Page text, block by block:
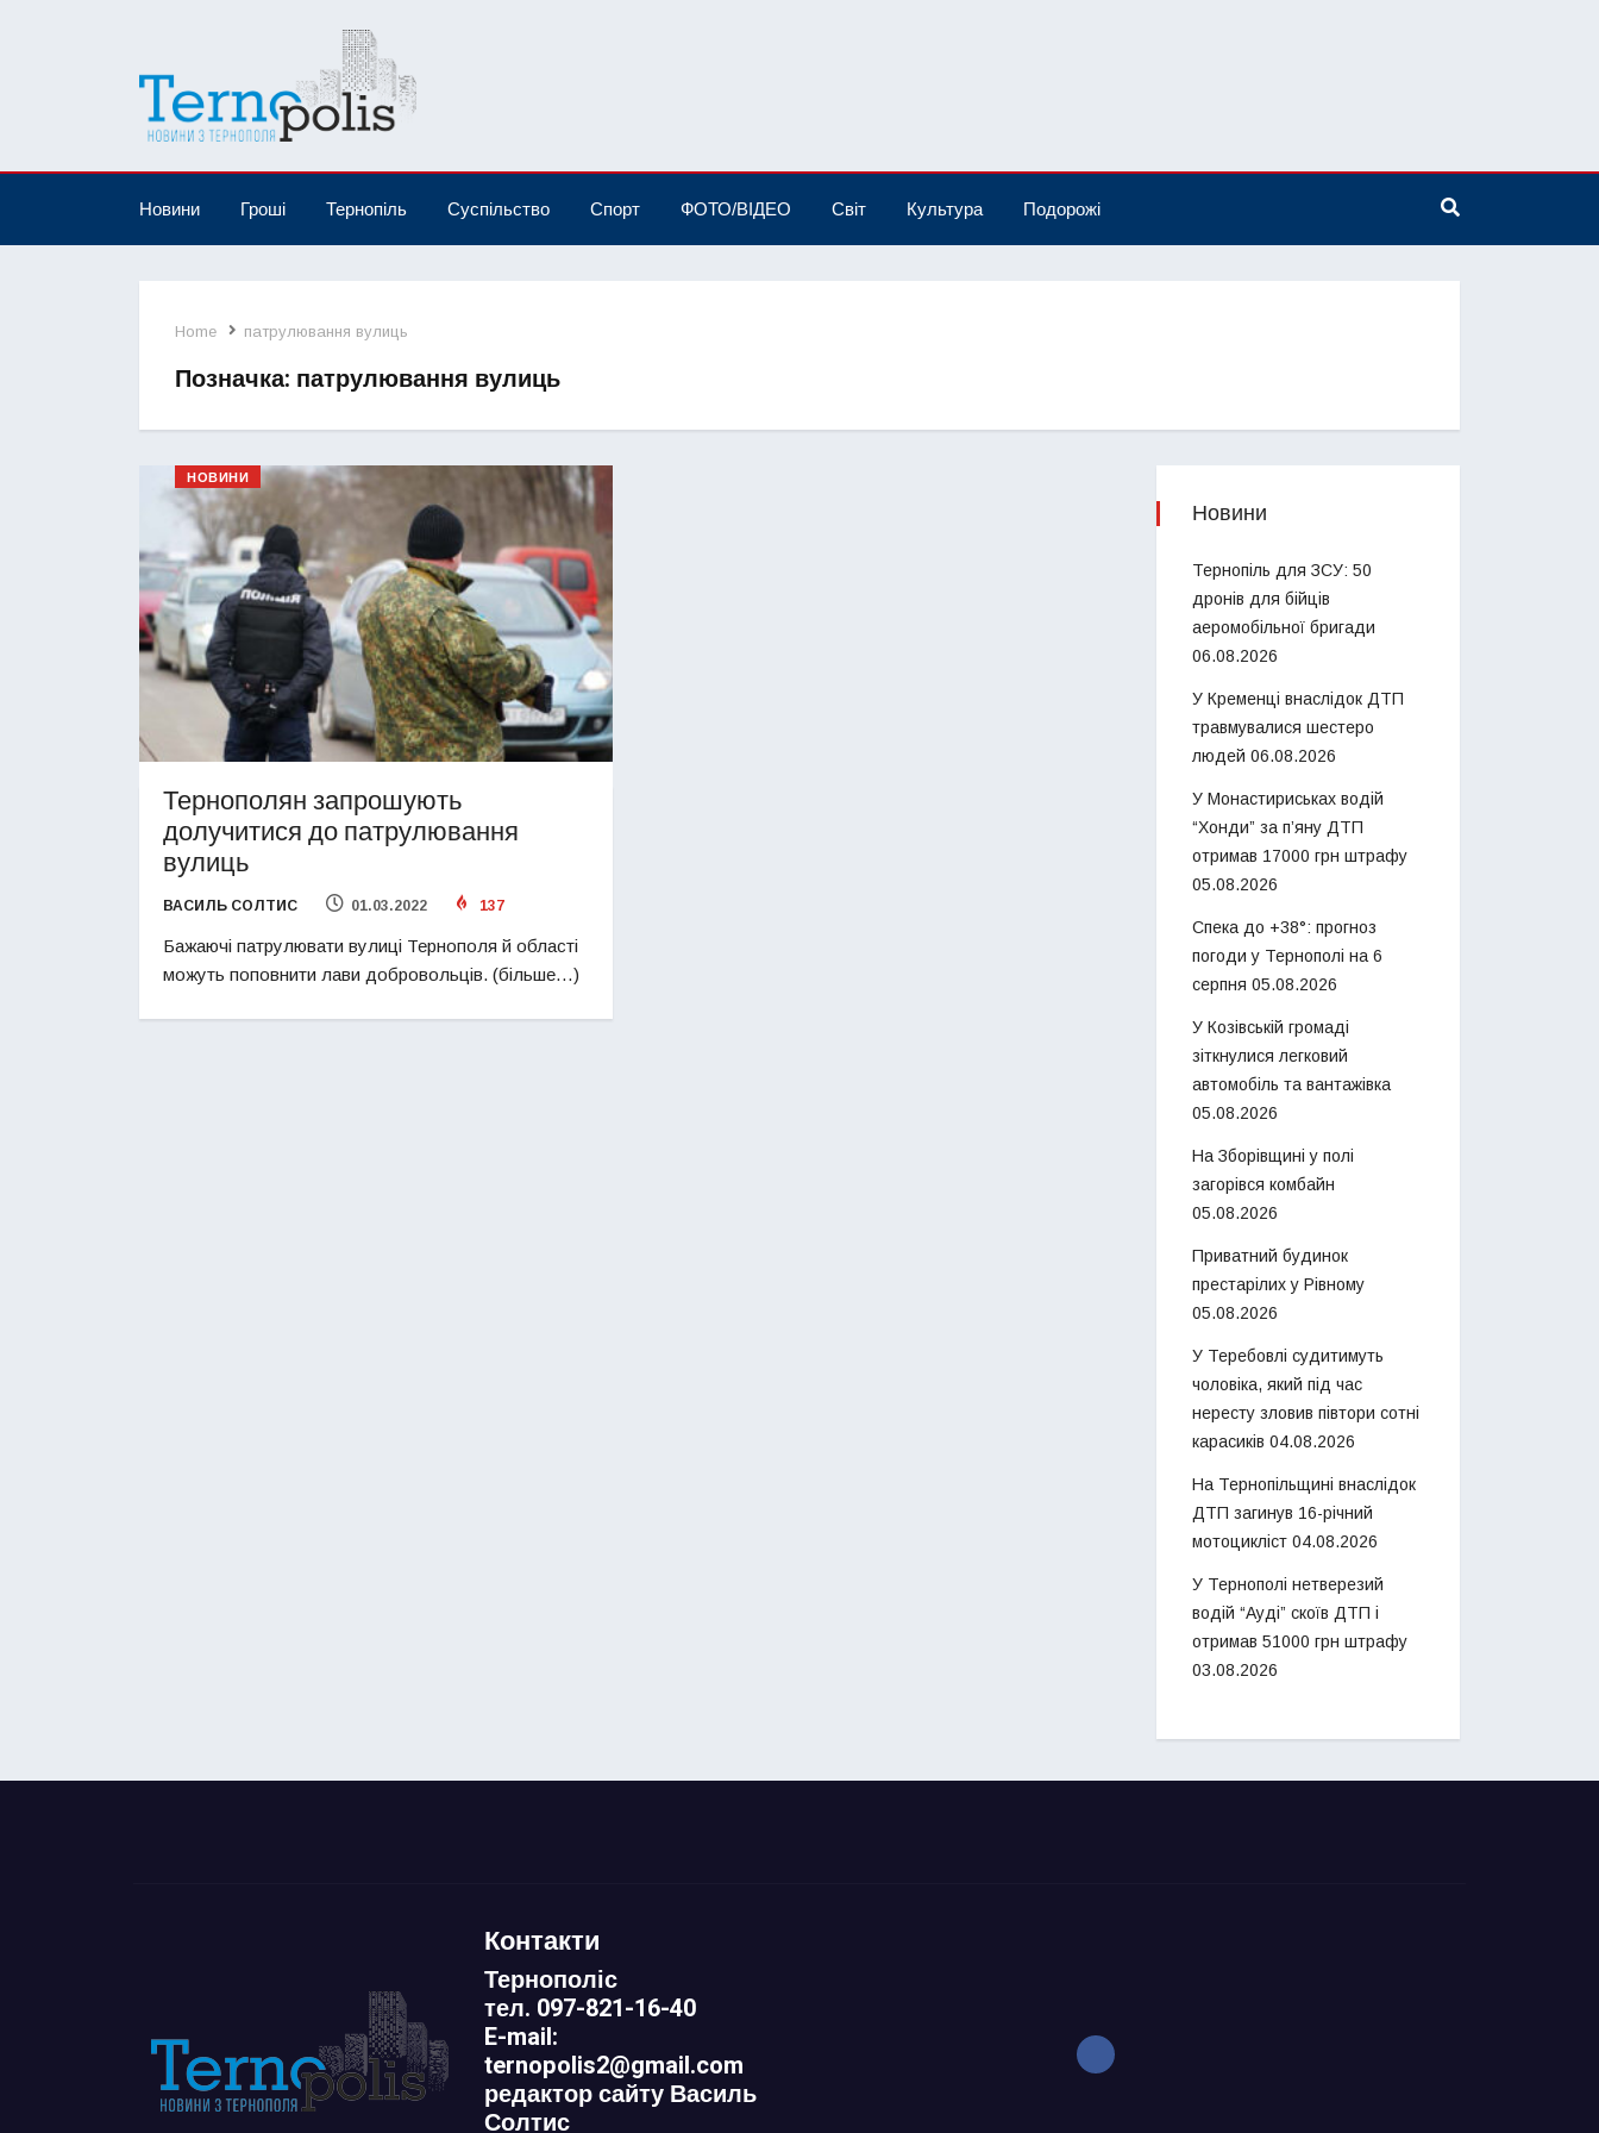
Новини Гроші Тернопіль Суспільство Спорт ФОТО/ВІДЕО Світ Культура Подорожі
Home патрулювання вулиць
Позначка: патрулювання вулиць
НОВИНИ
Тернополян запрошують
долучитися до патрулювання
вулиць
ВАСИЛЬ СОЛТИС 01.03.2022 137
Бажаючі патрулювати вулиці Тернополя й області
можуть поповнити лави добровольців. (більше…)
Новини
Тернопіль для ЗСУ: 50
дронів для бійців
аеромобільної бригади
06.08.2026
У Кременці внаслідок ДТП
травмувалися шестеро
людей 06.08.2026
У Монастириськах водій
“Хонди” за п’яну ДТП
отримав 17000 грн штрафу
05.08.2026
Спека до +38°: прогноз
погоди у Тернополі на 6
серпня 05.08.2026
У Козівській громаді
зіткнулися легковий
автомобіль та вантажівка
05.08.2026
На Зборівщині у полі
загорівся комбайн
05.08.2026
Приватний будинок
престарілих у Рівному
05.08.2026
У Теребовлі судитимуть
чоловіка, який під час
нересту зловив півтори сотні
карасиків 04.08.2026
На Тернопільщині внаслідок
ДТП загинув 16-річний
мотоцикліст 04.08.2026
У Тернополі нетверезий
водій “Ауді” скоїв ДТП і
отримав 51000 грн штрафу
03.08.2026
Контакти
Тернополіс
тел. 097-821-16-40
E-mail:
ternopolis2@gmail.com
редактор сайту Василь
Солтис